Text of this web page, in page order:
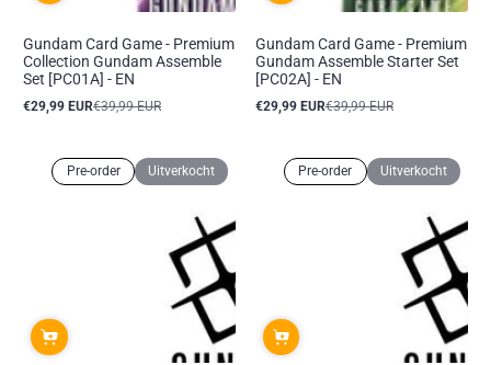
Gundam Card Game - Premium
Collection Gundam Assemble
Set [PC01A] - EN
Aanbiedingsprijs
€29,99 EUR
Reguliere
€39,99 EUR
Gundam Card Game - Premium
Gundam Assemble Starter Set
[PC02A] - EN
Aanbiedingsprijs
€29,99 EUR
Reguliere
€39,99 EUR
Pre-order Uitverkocht Pre-order Uitverkocht